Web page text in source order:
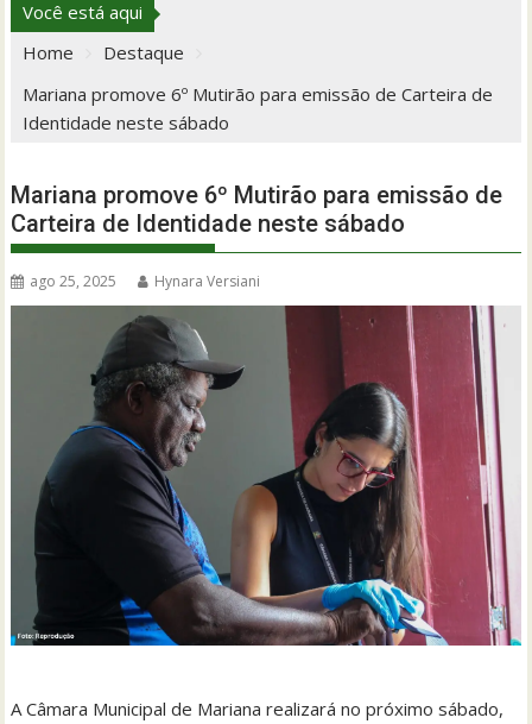
Você está aqui
Home
Destaque
Mariana promove 6º Mutirão para emissão de Carteira de
Identidade neste sábado
Mariana promove 6º Mutirão para emissão de
Carteira de Identidade neste sábado
ago 25, 2025 Hynara Versiani
A Câmara Municipal de Mariana realizará no próximo sábado,